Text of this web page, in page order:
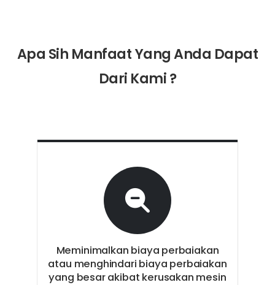
Apa Sih Manfaat Yang Anda Dapat
Dari Kami ?
Meminimalkan biaya perbaiakan
atau menghindari biaya perbaiakan
yang besar akibat kerusakan mesin